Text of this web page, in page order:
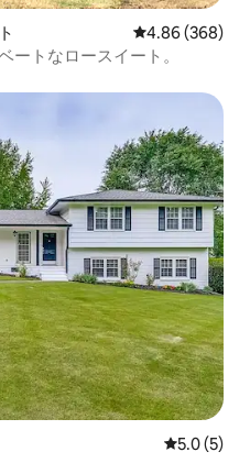
レビュー368
4.86 (368)
ートなロースイート。
レビュー5
5.0 (5)